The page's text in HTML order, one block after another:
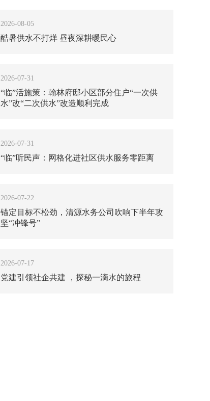
2026-08-05
酷暑供水不打烊 昼夜深耕暖民心
2026-07-31
“临”活施策：翰林府邸小区部分住户“一次供
水”改“二次供水”改造顺利完成
2026-07-31
“临”听民声：网格化进社区供水服务零距离
2026-07-22
锚定目标不松劲，清源水务公司吹响下半年攻
坚“冲锋号”
2026-07-17
党建引领社企共建 ，探秘一滴水的旅程